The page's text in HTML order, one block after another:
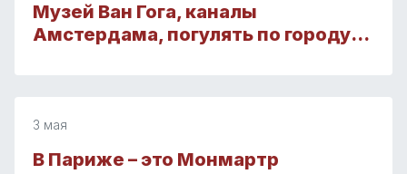
Музей Ван Гога, каналы
Амстердама, погулять по городу…
3 мая
В Париже – это Монмартр